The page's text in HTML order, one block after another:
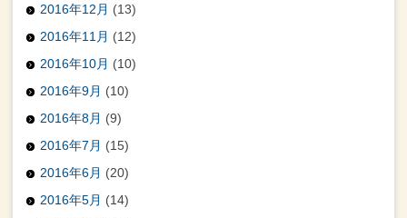
2016年12月 (13)
2016年11月 (12)
2016年10月 (10)
2016年9月 (10)
2016年8月 (9)
2016年7月 (15)
2016年6月 (20)
2016年5月 (14)